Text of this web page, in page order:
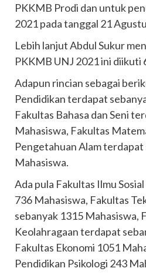
PKKMB Prodi dan untuk
2021 pada tanggal 21
Lebih lanjut Abdul Sukur
PKKMB UNJ 2021 ini diikuti
Adapun rincian sebagai
Pendidikan terdapat
Fakultas Bahasa dan Seni
Mahasiswa, Fakultas
Pengetahuan Alam terdapat
Mahasiswa.
Ada pula Fakultas Ilmu
736 Mahasiswa, Fakultas
sebanyak 1315 Mahasiswa,
Keolahragaan terdapat
Fakultas Ekonomi 1051
Pendidikan Psikologi 243